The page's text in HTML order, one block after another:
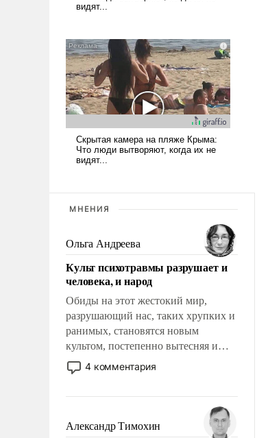
МНЕНИЯ
Ольга Андреева
Культ психотравмы разрушает и
человека, и народ
Обиды на этот жестокий мир,
разрушающий нас, таких хрупких и
ранимых, становятся новым
культом, постепенно вытесняя и
отменяя традиционное требование к
человеку – быть мужественным и
на себя ответственность, помогать
слабым, идти вперед и
4 комментария
Александр Тимохин